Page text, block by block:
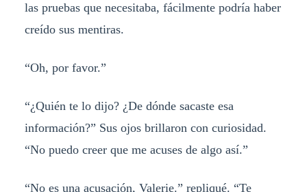
las pruebas que necesitaba, fácilmente podría haber
creído sus mentiras.
“Oh, por favor.”
“¿Quién te lo dijo? ¿De dónde sacaste esa
información?” Sus ojos brillaron con curiosidad.
“No puedo creer que me acuses de algo así.”
“No es una acusación, Valerie.” repliqué. “Te